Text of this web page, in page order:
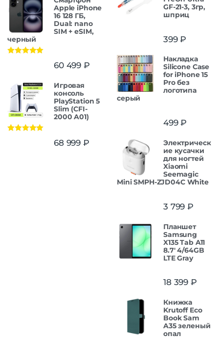
Apple iPhone
16 128 ГБ,
Dual: nano
SIM + eSIM,
черный
60 499 ₽
Игровая
консоль
PlayStation 5
Slim (CFI-
2000 A01)
68 999 ₽
GF-21-3, 3гр,
шприц
399₽
Накладка
Silicone Case
for iPhone 15
Pro без
логотипа
серый
499₽
Электрическ
ие кусачки
для ногтей
Xiaomi
Seemagic
Mini SMPH-ZJD04C White
3 799 ₽
Планшет
Samsung
X135 Tab A11
8.7' 4/64GB
LTE Gray
18 399 ₽
Книжка
Krutoff Eco
Book Sam
A35 зеленый
опал